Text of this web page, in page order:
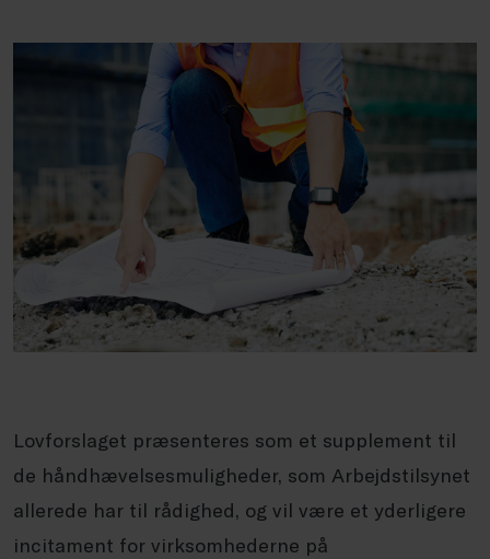
Lovforslaget præsenteres som et supplement til
de håndhævelsesmuligheder, som Arbejdstilsynet
allerede har til rådighed, og vil være et yderligere
incitament for virksomhederne på